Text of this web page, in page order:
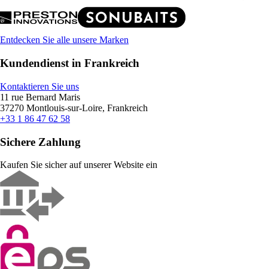
Entdecken Sie alle unsere Marken
Kundendienst in Frankreich
Kontaktieren Sie uns
11 rue Bernard Maris
37270 Montlouis-sur-Loire, Frankreich
+33 1 86 47 62 58
Sichere Zahlung
Kaufen Sie sicher auf unserer Website ein